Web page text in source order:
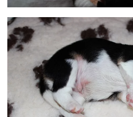
BILD ANZEIGEN